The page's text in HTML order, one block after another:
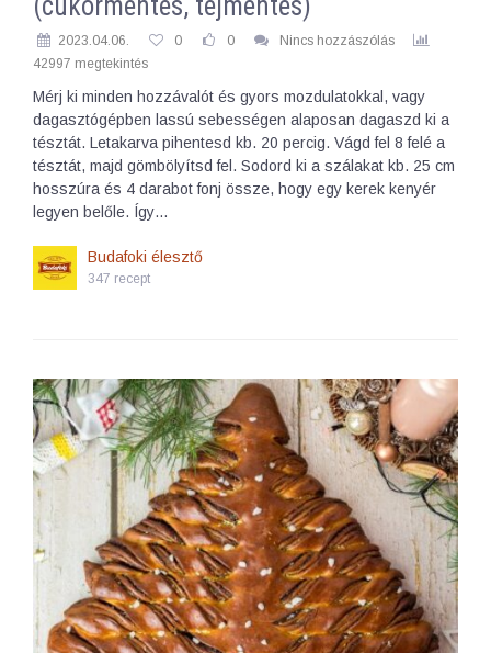
2023.04.06. 0 0
Nincs hozzászólás
42997 megtekintés
Mérj ki minden hozzávalót és gyors mozdulatokkal, vagy
dagasztógépben lassú sebességen alaposan dagaszd ki a
tésztát. Letakarva pihentesd kb. 20 percig. Vágd fel 8 felé a
tésztát, majd gömbölyítsd fel. Sodord ki a szálakat kb. 25 cm
hosszúra és 4 darabot fonj össze, hogy egy kerek kenyér
legyen belőle. Így…
Budafoki élesztő
347 recept